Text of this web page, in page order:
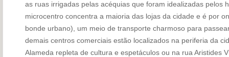
as ruas irrigadas pelas acéquias que foram idealizadas pelos
microcentro concentra a maioria das lojas da cidade e é por
bonde urbano), um meio de transporte charmoso para
demais centros comerciais estão localizados na periferia da
Alameda repleta de cultura e espetáculos ou na rua Aristides